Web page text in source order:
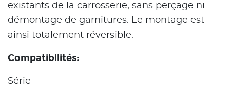
existants de la carrosserie, sans perçage ni
démontage de garnitures. Le montage est
ainsi totalement réversible.
Compatibilités:
Série